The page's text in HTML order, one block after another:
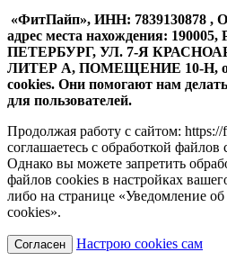
«ФитПайп», ИНН: 7839130878 ,
адрес места нахождения:
ПЕТЕРБУРГ, УЛ. 7-Я
ЛИТЕР А, ПОМЕЩЕНИЕ 10-Н,
cookies. Они помогают нам делать
для пользователей.
Продолжая работу с сайтом:
соглашаетесь с обработкой файлов
Однако вы можете запретить
файлов cookies в настройках
либо на странице «Уведомление
cookies».
Согласен Настрою cookies сам